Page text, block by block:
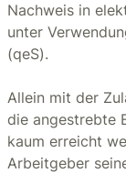
Nachweis in
unter
(qeS).
Allein mit der
die angestrebte
kaum erreicht
Arbeitgeber